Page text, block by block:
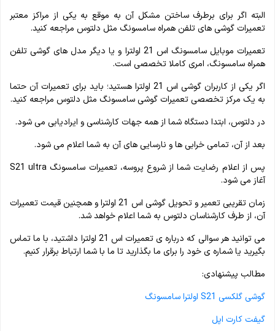
البته اگر برای برطرف ساختن مشکل آن به موقع به یکی از مراکز معتبر
تعمیرات گوشی های تلفن همراه سامسونگ مثل دلتوس مراجعه کنید.
تعمیرات موبایل سامسونگ اس 21 اولترا و یا دیگر مدل های گوشی تلفن
همراه سامسونگ، امری کاملا تخصصی است.
اگر یکی از کاربران گوشی اس 21 اولترا هستید؛ باید برای تعمیرات آن حتما
به یک مرکز تخصصی تعمیرات گوشی سامسونگ مثل دلتوس مراجعه کنید.
در دلتوس، ابتدا دستگاه شما از همه جهات کارشناسی و ایرادیابی می شود.
بعد از آن، تمامی خرابی ها و نارسایی های آن به شما اعلام می شود.
پس از اعلام رضایت شما از شروع پروسه، تعمیرات سامسونگ S21 ultra
آغاز می شود.
زمان تقریبی تعمیر و تحویل گوشی اس 21 اولترا و همچنین قیمت تعمیرات
آن، از طرف کارشناسان دلتوس به شما اعلام خواهد شد.
می توانید هر سوالی که درباره ی تعمیرات اس 21 اولترا داشتید، با ما تماس
بگیرید یا شماره ی خود را برای ما بگذارید تا ما با شما ارتباط برقرار کنیم.
مطالب پیشنهادی:
گوشی گلکسی S21 اولترا سامسونگ
گیفت کارت اپل